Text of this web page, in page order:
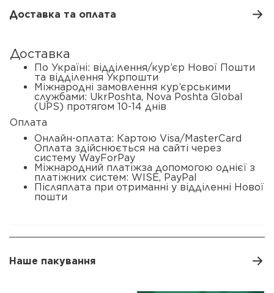
Доставка та оплата
Доставка
По Україні: відділення/кур’єр Нової Пошти
та відділення Укрпошти
Міжнародні замовлення кур’єрськими
службами: UkrPoshta, Nova Poshta Global
(UPS) протягом 10-14 днів
Оплата
Онлайн-оплата: Картою Visa/MasterCard
Оплата здійснюється на сайті через
систему WayForPay
Міжнародний платіжза допомогою однієї з
платіжних систем: WISE, PayPal
Післяплата при отриманні у відділенні Нової
пошти
Наше пакування